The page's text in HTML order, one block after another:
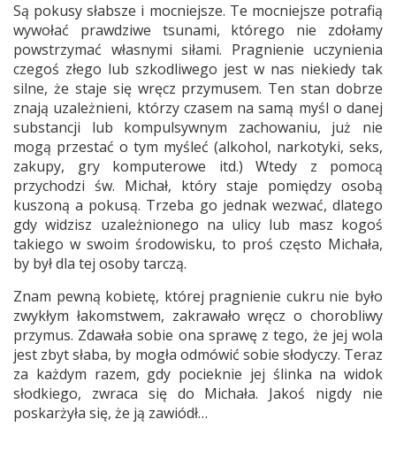
Są pokusy słabsze i mocniejsze. Te mocniejsze potrafią
wywołać prawdziwe tsunami, którego nie zdołamy
powstrzymać własnymi siłami. Pragnienie uczynienia
czegoś złego lub szkodliwego jest w nas niekiedy tak
silne, że staje się wręcz przymusem. Ten stan dobrze
znają uzależnieni, którzy czasem na samą myśl o danej
substancji lub kompulsywnym zachowaniu, już nie
mogą przestać o tym myśleć (alkohol, narkotyki, seks,
zakupy, gry komputerowe itd.) Wtedy z pomocą
przychodzi św. Michał, który staje pomiędzy osobą
kuszoną a pokusą. Trzeba go jednak wezwać, dlatego
gdy widzisz uzależnionego na ulicy lub masz kogoś
takiego w swoim środowisku, to proś często Michała,
by był dla tej osoby tarczą.
Znam pewną kobietę, której pragnienie cukru nie było
zwykłym łakomstwem, zakrawało wręcz o chorobliwy
przymus. Zdawała sobie ona sprawę z tego, że jej wola
jest zbyt słaba, by mogła odmówić sobie słodyczy. Teraz
za każdym razem, gdy pocieknie jej ślinka na widok
słodkiego, zwraca się do Michała. Jakoś nigdy nie
poskarżyła się, że ją zawiódł…